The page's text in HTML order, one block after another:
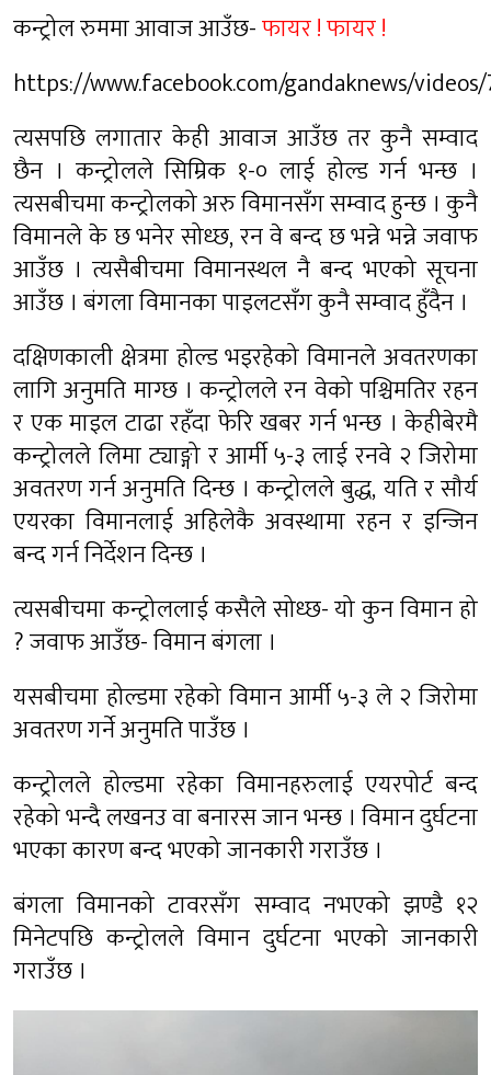
कन्ट्रोल रुममा आवाज आउँछ-फायर ! फायर !
https://www.facebook.com/gandaknews/
त्यसपछि लगातार केही आवाज आउँछ तर कुनै सम्वाद
छैन । कन्ट्रोलले सिम्रिक १-० लाई होल्ड गर्न भन्छ ।
त्यसबीचमा कन्ट्रोलको अरु विमानसँग सम्वाद हुन्छ । कुनै
विमानले के छ भनेर सोध्छ, रन वे बन्द छ भन्ने भन्ने जवाफ
आउँछ । त्यसैबीचमा विमानस्थल नै बन्द भएको सूचना
आउँछ । बंगला विमानका पाइलटसँग कुनै सम्वाद हुँदैन ।
दक्षिणकाली क्षेत्रमा होल्ड भइरहेको विमानले अवतरणका
लागि अनुमति माग्छ । कन्ट्रोलले रन वेको पश्चिमतिर रहन
र एक माइल टाढा रहँदा फेरि खबर गर्न भन्छ । केहीबेरमै
कन्ट्रोलले लिमा ट्याङ्गो र आर्मी ५-३ लाई रनवे २ जिरोमा
अवतरण गर्न अनुमति दिन्छ । कन्ट्रोलले बुद्ध, यति र सौर्य
एयरका विमानलाई अहिलेकै अवस्थामा रहन र इन्जिन
बन्द गर्न निर्देशन दिन्छ ।
त्यसबीचमा कन्ट्रोललाई कसैले सोध्छ- यो कुन विमान हो
? जवाफ आउँछ- विमान बंगला ।
यसबीचमा होल्डमा रहेको विमान आर्मी ५-३ ले २ जिरोमा
अवतरण गर्ने अनुमति पाउँछ ।
कन्ट्रोलले होल्डमा रहेका विमानहरुलाई एयरपोर्ट बन्द
रहेको भन्दै लखनउ वा बनारस जान भन्छ । विमान दुर्घटना
भएका कारण बन्द भएको जानकारी गराउँछ ।
बंगला विमानको टावरसँग सम्वाद नभएको झण्डै १२
मिनेटपछि कन्ट्रोलले विमान दुर्घटना भएको जानकारी
गराउँछ ।